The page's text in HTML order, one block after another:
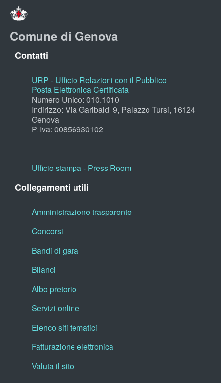
Comune di Genova
Contatti
URP - Ufficio Relazioni con il Pubblico
Posta Elettronica Certificata
Numero Unico: 010.1010
Indirizzo: Via Garibaldi 9, Palazzo Tursi, 16124
Genova
P. Iva: 00856930102
Ufficio stampa - Press Room
Collegamenti utili
Amministrazione trasparente
Concorsi
Bandi di gara
Bilanci
Albo pretorio
Servizi online
Elenco siti tematici
Fatturazione elettronica
Valuta il sito